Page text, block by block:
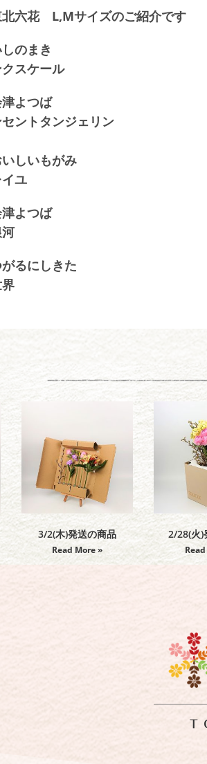
北六花 L,Mサイズのご紹介です
のまき
スケール
よつば
ントタンジェリン
しいもがみ
ユ
よつば
るにしきた
3/2(木)発送の商品
Read More »
2/28(火)